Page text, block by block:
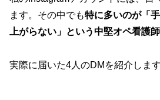
ます。その中でも特に多いのが「
上がらない」という中堅オペ看護
実際に届いた4人のDMを紹介します